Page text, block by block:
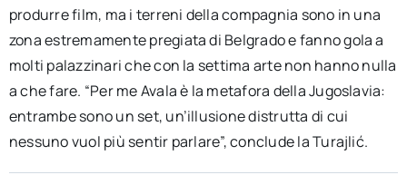
produrre film, ma i terreni della compagnia sono in una
zona estremamente pregiata di Belgrado e fanno gola a
molti palazzinari che con la settima arte non hanno nulla
a che fare. “Per me Avala è la metafora della Jugoslavia:
entrambe sono un set, un’illusione distrutta di cui
nessuno vuol più sentir parlare”, conclude la Turajlić.